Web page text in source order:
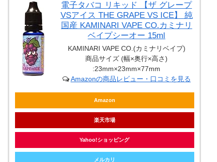
電子タバコ リキッド 【ザ グレープ
VSアイス THE GRAPE VS ICE】 純
国産 KAMINARI VAPE CO.カミナリ
ベイプシーオー 15ml
KAMINARI VAPE CO.(カミナリベイプ)
商品サイズ (幅×奥行×高さ)
:23mm×23mm×77mm
Amazonの商品レビュー・口コミを見る
Amazon
楽天市場
Yahoo!ショッピング
メルカリ